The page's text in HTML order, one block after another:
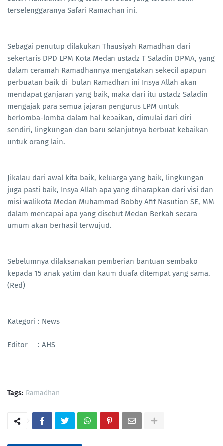
terselenggaranya Safari Ramadhan ini.
Sebagai penutup dilakukan Thausiyah Ramadhan dari
sekertaris DPD LPM Kota Medan ustadz T Saladin DPMA, yang
dalam ceramah Ramadhannya mengatakan sekecil apapun
perbuatan baik di bulan Ramadhan ini Insya Allah akan
mendapat ganjaran yang baik, maka dari itu ustadz Saladin
mengajak para semua jajaran pengurus LPM untuk
berlomba-lomba dalam hal kebaikan, dimulai dari diri
sendiri, lingkungan dan baru selanjutnya berbuat kebaikan
untuk orang lain.
Jikalau dari awal kita baik, keluarga yang baik, lingkungan
juga pasti baik, Insya Allah apa yang diharapkan dari visi dan
misi walikota Medan Muhammad Bobby Afif Nasution SE, MM
dalam mencapai apa yang disebut Medan Berkah secara
umum akan berhasil terwujud.
Sebelumnya dilaksanakan pemberian bantuan sembako
kepada 15 anak yatim dan kaum duafa ditempat yang sama.
(Red)
Kategori : News
Editor : AHS
Tags: Ramadhan